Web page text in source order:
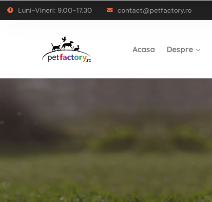
Luni-Vineri: 9.00-17.30 contact@petfactory.ro
Acasa Despre